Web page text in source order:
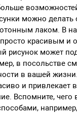
можно
лаком. В
красивым
рисунок может
в посольстве
в вашей
и привлекает
Вспомните,